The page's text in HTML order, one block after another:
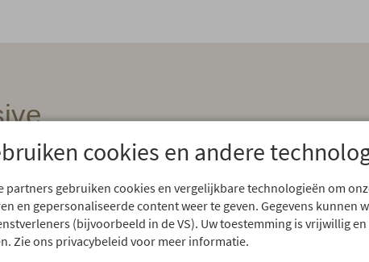
in modernen
Zimmern
cookies en andere
partners gebruiken cookies en vergelijkbare technologieën om
en gepersonaliseerde content weer te geven. Gegevens kunnen
(bijvoorbeeld in de VS). Uw toestemming is vrijwillig
Zie ons privacybeleid voor meer informatie.